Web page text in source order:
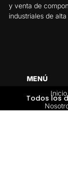
y venta de
industriales de
MENÚ
Inicio
Todos los